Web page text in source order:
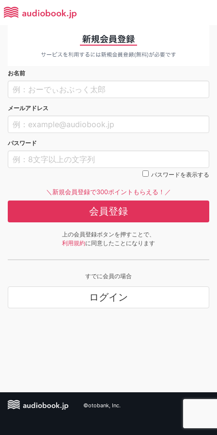
お名前
メールアドレス
パスワード
パスワードを表示する
＼新規会員登録で300ポイントもらえる！／
会員登録
上の会員登録ボタンを押すことで、
利用規約に同意したことになります
すでに会員の場合
ログイン
©otobank, Inc.